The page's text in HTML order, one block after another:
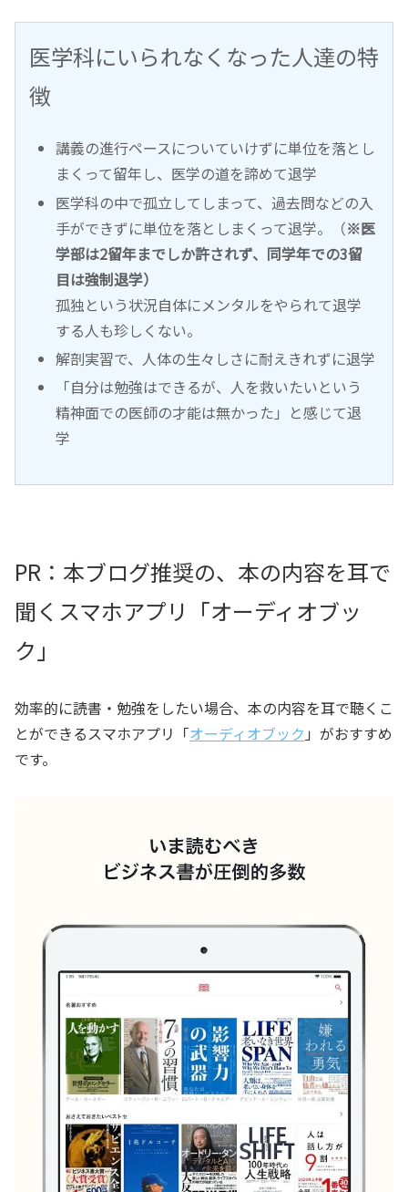
医学科にいられなくなった人達の特
徴
講義の進行ペースについていけずに単位を落とし
まくって留年し、医学の道を諦めて退学
医学科の中で孤立してしまって、過去問などの入
手ができずに単位を落としまくって退学。（※医
学部は2留年までしか許されず、同学年での3留
目は強制退学）
孤独という状況自体にメンタルをやられて退学
する人も珍しくない。
解剖実習で、人体の生々しさに耐えきれずに退学
「自分は勉強はできるが、人を救いたいという
精神面での医師の才能は無かった」と感じて退
学
PR：本ブログ推奨の、本の内容を耳で
聞くスマホアプリ「オーディオブッ
ク」
効率的に読書・勉強をしたい場合、本の内容を耳で聴くこ
とができるスマホアプリ「オーディオブック 」がおすすめ
です。